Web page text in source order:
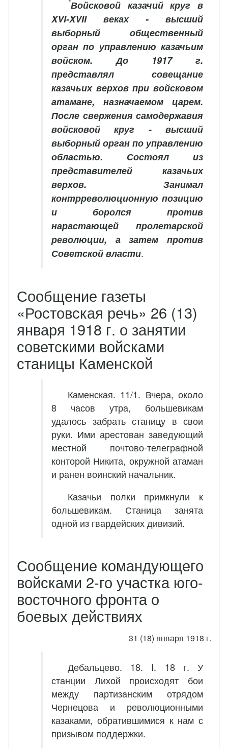
Войсковой казачий круг в
XVI-XVII веках - высший
выборный общественный
орган по управлению казачьим
войском. До 1917 г.
представлял совещание
казачьих верхов при войсковом
атамане, назначаемом царем.
После свержения самодержавия
войсковой круг - высший
выборный орган по управлению
областью. Состоял из
представителей казачьих
верхов. Занимал
контрреволюционную позицию
и боролся против
нарастающей пролетарской
революции, а затем против
Советской власти.
Сообщение газеты
«Ростовская речь» 26 (13)
января 1918 г. о занятии
советскими войсками
станицы Каменской
Каменская. 11/1. Вчера, около
8 часов утра, большевикам
удалось забрать станицу в свои
руки. Ими арестован заведующий
местной почтово-телеграфной
конторой Никита, окружной атаман
и ранен воинский начальник.
Казачьи полки примкнули к
большевикам. Станица занята
одной из гвардейских дивизий.
Сообщение командующего
войсками 2-го участка юго-
восточного фронта о
боевых действиях
31 (18) января 1918 г.
Дебальцево. 18. I. 18 г. У
станции Лихой происходят бои
между партизанским отрядом
Чернецова и революционными
казаками, обратившимися к нам с
призывом поддержки.